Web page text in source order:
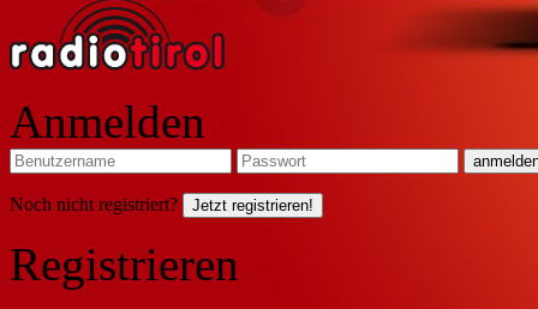
Anmelden
Noch nicht registriert? Jetzt registrieren!
Registrieren